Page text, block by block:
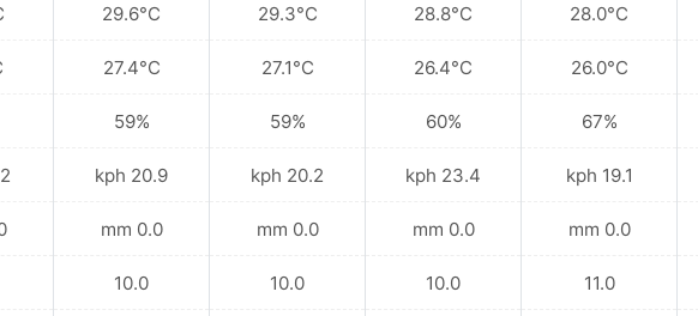
28.0°C
26.0°C
67%
19.1 kph
0.0 mm
11.0
28.8°C
26.4°C
60%
23.4 kph
0.0 mm
10.0
29.3°C
27.1°C
59%
20.2 kph
0.0 mm
10.0
29.6°C
27.4°C
59%
20.9 kph
0.0 mm
10.0